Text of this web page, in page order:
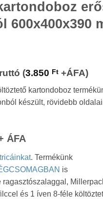
600x400x390
Ft.
(3.850 Ft+ÁFA)
kartondoboz
készült, rövidebb
ÁFA
. Termékünk
is
és 1 íven 8-féle